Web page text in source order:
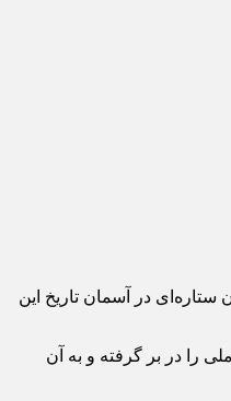
در آسمان تاریخ این
را در بر گرفته و به آن